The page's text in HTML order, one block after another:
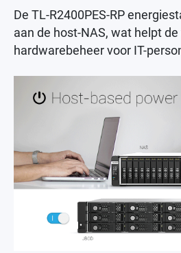
De TL-R2400PES-RP
aan de host-NAS, wat helpt
hardwarebeheer voor IT-